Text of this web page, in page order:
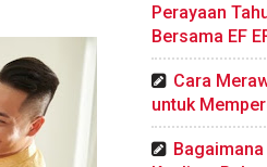
Perayaan
Bersama EF
Cara
untuk